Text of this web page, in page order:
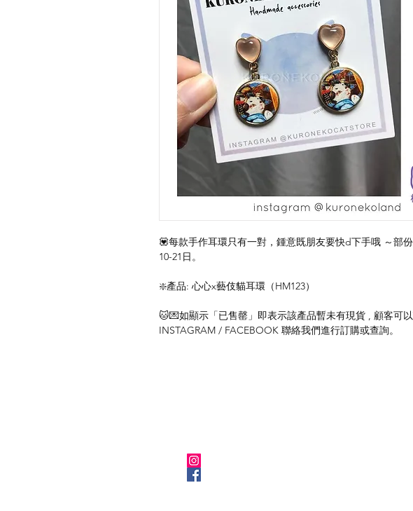
💟每款手作耳環只有一對，鍾意既朋友要快d下手哦 ～部
10-21日。
❇️產品: 心心x藝伎貓耳環（HM123）
🐱💌如顯示「已售罄」即表示該產品暫未有現貨 , 顧客可
INSTAGRAM / FACEBOOK 聯絡我們進行訂購或查詢。